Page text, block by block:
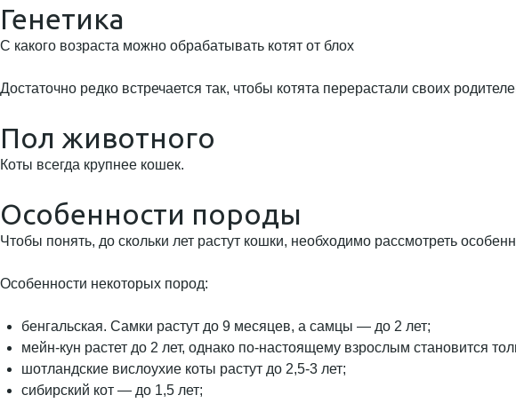
Генетика
С какого возраста можно обрабатывать котят от блох
Достаточно редко встречается так, чтобы котята перерастали своих
Пол животного
Коты всегда крупнее кошек.
Особенности породы
Чтобы понять, до скольки лет растут кошки, необходимо рассмотреть
Особенности некоторых пород:
бенгальская. Самки растут до 9 месяцев, а самцы — до 2 лет;
мейн-кун растет до 2 лет, однако по-настоящему взрослым становится
шотландские вислоухие коты растут до 2,5-3 лет;
сибирский кот — до 1,5 лет;